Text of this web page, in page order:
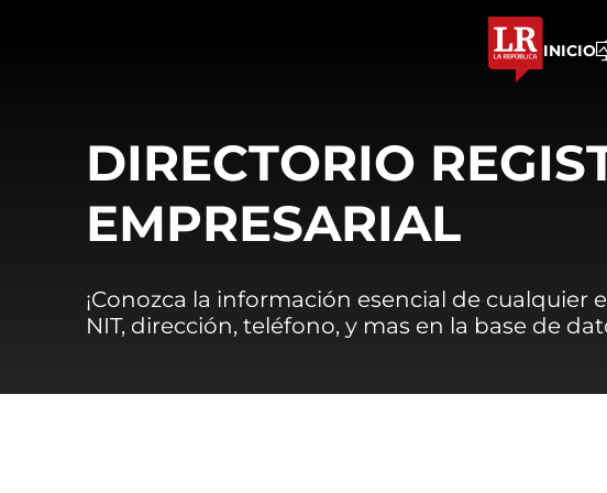
INICIO
DIRECTORIO
EMPRESARIAL
¡Conozca la información esencial de cualquier
NIT, dirección, teléfono, y mas en la base de